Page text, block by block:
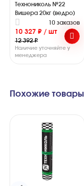
Технониколь №22
Вишера 20кг (ведро)
10 заказов
10 327 ₽ / шт
12 392 ₽
Наличие уточняйте у
менеджера
Похожие товары